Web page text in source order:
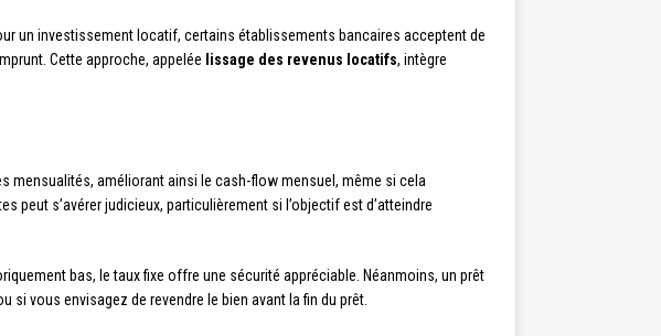
un investissement locatif, certains établissements bancaires acceptent de
Cette approche, appelée lissage des revenus locatifs, intègre
mensualités, améliorant ainsi le cash-flow mensuel, même si cela
s’avérer judicieux, particulièrement si l’objectif est d’atteindre
bas, le taux fixe offre une sécurité appréciable. Néanmoins, un prêt
vous envisagez de revendre le bien avant la fin du prêt.